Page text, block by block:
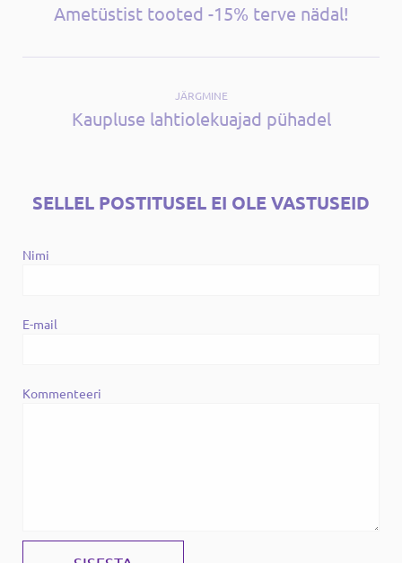
Ametüstist tooted -15% terve nädal!
JÄRGMINE
Kaupluse lahtiolekuajad pühadel
SELLEL POSTITUSEL EI OLE VASTUSEID
Nimi
E-mail
Kommenteeri